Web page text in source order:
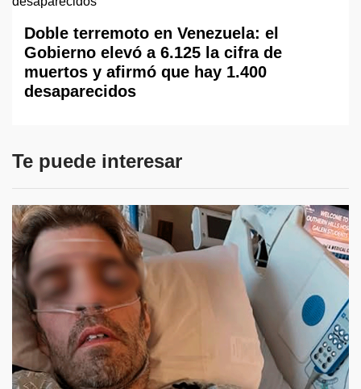
Doble terremoto en Venezuela: el
Gobierno elevó a 6.125 la cifra de
muertos y afirmó que hay 1.400
desaparecidos
Te puede interesar